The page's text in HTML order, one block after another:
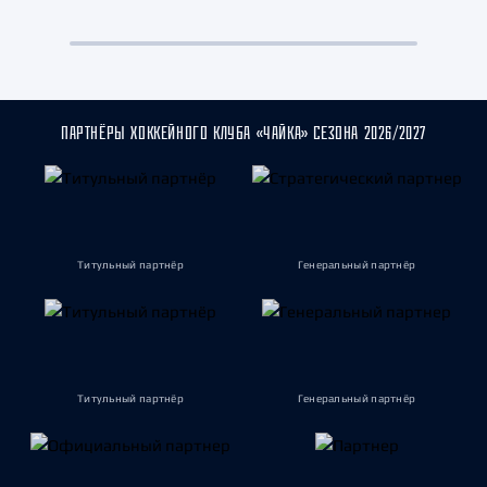
ПАРТНЁРЫ ХОККЕЙНОГО КЛУБА «ЧАЙКА» СЕЗОНА 2026/2027
Титульный партнёр Генеральный партнёр
Титульный партнёр Генеральный партнёр